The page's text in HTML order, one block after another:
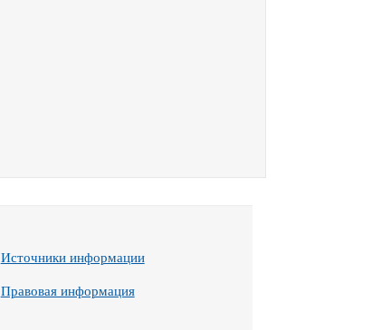
Источники информации
Правовая информация